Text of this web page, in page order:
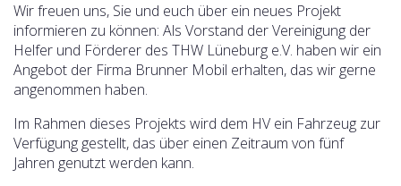
Wir freuen uns, Sie und euch über ein neues Projekt
informieren zu können: Als Vorstand der Vereinigung der
Helfer und Förderer des THW Lüneburg e.V. haben wir ein
Angebot der Firma Brunner Mobil erhalten, das wir gerne
angenommen haben.
Im Rahmen dieses Projekts wird dem HV ein Fahrzeug zur
Verfügung gestellt, das über einen Zeitraum von fünf
Jahren genutzt werden kann.